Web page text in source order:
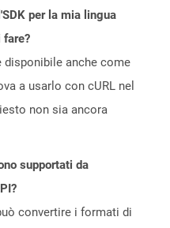
per la mia lingua
fare?
disponibile anche come
a usarlo con cURL nel
non sia ancora
supportati da
convertire i formati di